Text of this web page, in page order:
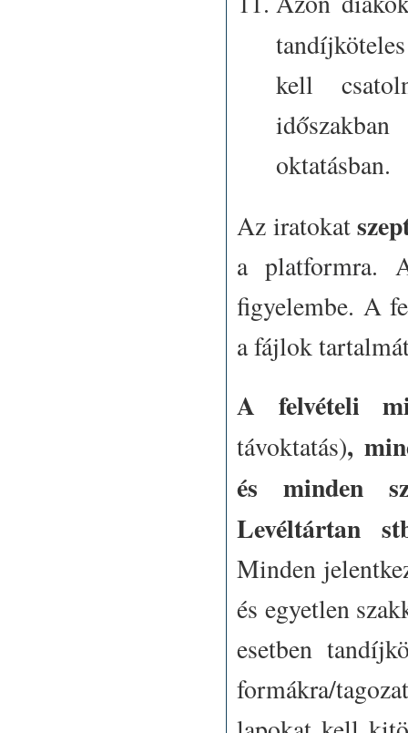
kell
oktatásban.
Az iratokat
aplatformra.
figyelembe. A
a fájlok
A felvételi
távoktatás),
és minden
Levéltártan
Minden
és egyetlen
esetben
formákra/